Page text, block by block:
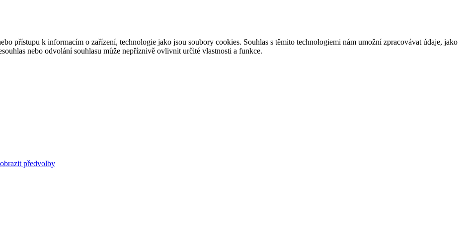
přístupu k informacím o zařízení, technologie jako jsou soubory cookies. Souhlas s těmito technologiemi nám umožní zpracovávat údaje, jako
nebo odvolání souhlasu může nepříznivě ovlivnit určité vlastnosti a funkce.
předvolby